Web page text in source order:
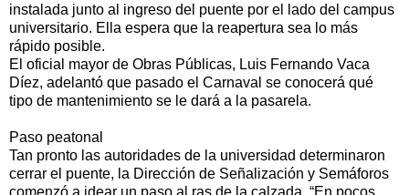
instalada junto al ingreso del puente por el lado del campus
universitario. Ella espera que la reapertura sea lo más
rápido posible.
El oficial mayor de Obras Públicas, Luis Fernando Vaca
Díez, adelantó que pasado el Carnaval se conocerá qué
tipo de mantenimiento se le dará a la pasarela.
Paso peatonal
Tan pronto las autoridades de la universidad determinaron
cerrar el puente, la Dirección de Señalización y Semáforos
comenzó a idear un paso al ras de la calzada. “En pocos